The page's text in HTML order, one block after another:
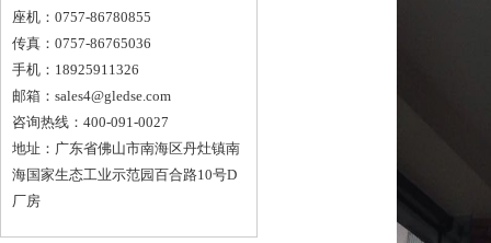
座机：0757-86780855
传真：0757-86765036
手机：18925911326
邮箱： sales4@gledse.com
咨询热线：400-091-0027
地址：广东省佛山市南海区丹灶镇南
海国家生态工业示范园百合路10号D
厂房